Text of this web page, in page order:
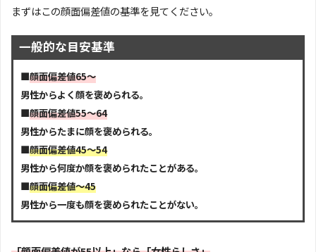
まずはこの顔面偏差値の基準を見てください。
一般的な目安基準
■顔面偏差値65～
男性からよく顔を褒められる。
■顔面偏差値55～64
男性からたまに顔を褒められる。
■顔面偏差値45～54
男性から何度か顔を褒められたことがある。
■顔面偏差値～45
男性から一度も顔を褒められたことがない。